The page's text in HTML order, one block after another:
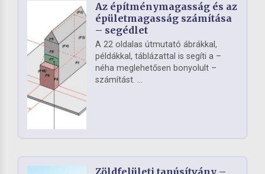
Az építménymagasság és az
épületmagasság számítása
– segédlet
A 22 oldalas útmutató ábrákkal,
példákkal, táblázattal is segíti a –
néha meglehetősen bonyolult –
számítást. ...